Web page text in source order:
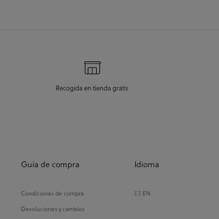
Recogida en tienda gratis
Guía de compra
Condiciones de compra
Devoluciones y cambios
Idioma
ES EN